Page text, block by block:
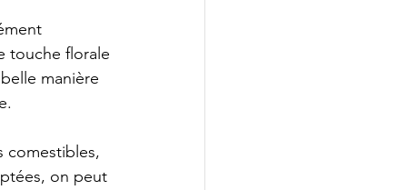
touche florale
manière
comestibles,
on peut